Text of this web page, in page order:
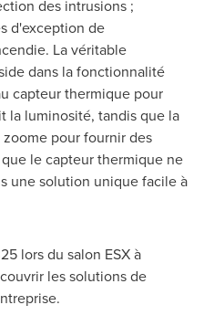
des intrusions ;
d'exception de
La véritable
dans la fonctionnalité
capteur thermique pour
la luminosité, tandis que la
pour fournir des
le capteur thermique ne
une solution unique facile à
lors du salon ESX à
les solutions de